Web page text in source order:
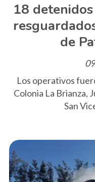
18
de
Los operativos
Colonia La Brianza,
San